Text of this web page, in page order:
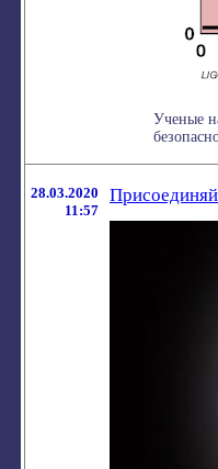
Ученые
28.03.2020
11:57